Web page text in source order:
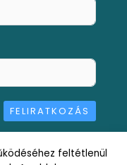
FELIRATKOZÁS
feltétlenül